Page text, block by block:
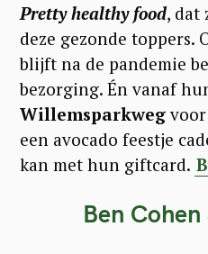
Pretty healthy food, dat
deze gezonde toppers.
blijft na de pandemie
bezorging. Én vanaf
Willemsparkwegvoor
een avocado feestje
kan met hun giftcard.
Ben
S
e
a
r
c
h